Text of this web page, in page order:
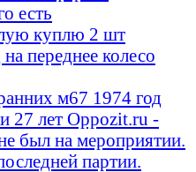
есть
куплю 2 шт
переднее колесо
м67 1974 год
27 лет Oppozit.ru -
был на мероприятии.
партии.